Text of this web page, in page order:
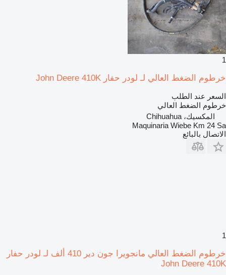
1
خرطوم الضغط العالي لـ لودر حفار John Deere 410K
السعر عند الطلب
خرطوم الضغط العالي
المكسيك، Chihuahua
Maquinaria Wiebe Km 24 Sa
الاتصال بالبائع
1
خرطوم الضغط العالي مانجويرا جون دير 410 ألف لـ لودر حفار
John Deere 410K